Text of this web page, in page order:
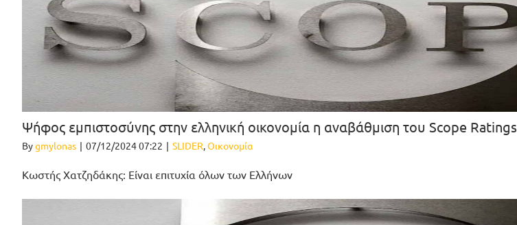
Ψήφος εμπιστοσύνης στην ελληνική οικονομία η αναβάθμιση του Scope Ratings
Bygmylonas | 07/12/2024 07:22 | SLIDER,Οικονομία
Κωστής Χατζηδάκης: Είναι επιτυχία όλων των Ελλήνων